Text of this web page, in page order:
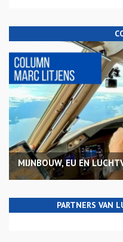
MIJNBOUW, EU EN
PARTNERS VAN